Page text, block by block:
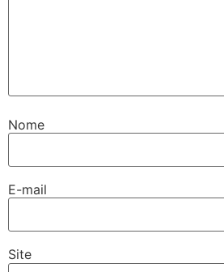
Nome
E-mail
Site